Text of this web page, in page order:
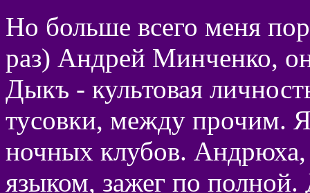
Но больше всего меня
раз) Андрей Минченко,
Дыкъ - культовая
тусовки, между прочим.
ночных клубов.
языком, зажег по полной.